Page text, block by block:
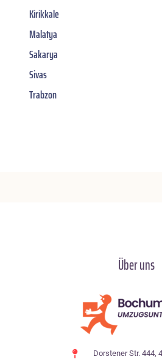
Kirikkale
Malatya
Sakarya
Sivas
Trabzon
Über uns
Dorstener Str. 444,